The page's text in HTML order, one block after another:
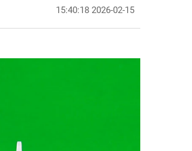
2026-02-15 15:40:18